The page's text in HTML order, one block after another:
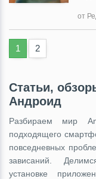
от
1 2
Статьи,
Андроид
Разбираем мир
подходящего
повседневных
зависаний.
установке